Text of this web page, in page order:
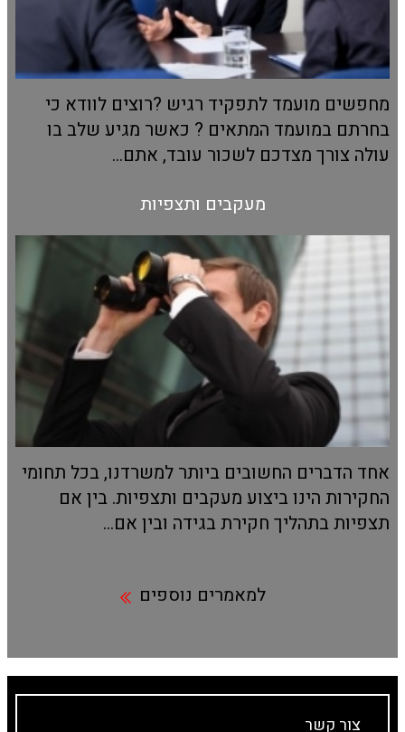
מחפשים מועמד לתפקיד רגיש ?רוצים לוודא כי
בחרתם במועמד המתאים ? כאשר מגיע שלב בו
עולה צורך מצדכם לשכור עובד, אתם...
מעקבים ותצפיות
אחד הדברים החשובים ביותר למשרדנו, בכל תחומי
החקירות הינו ביצוע מעקבים ותצפיות. בין אם
תצפיות בתהליך חקירת בגידה ובין אם...
למאמרים נוספים
צור קשר